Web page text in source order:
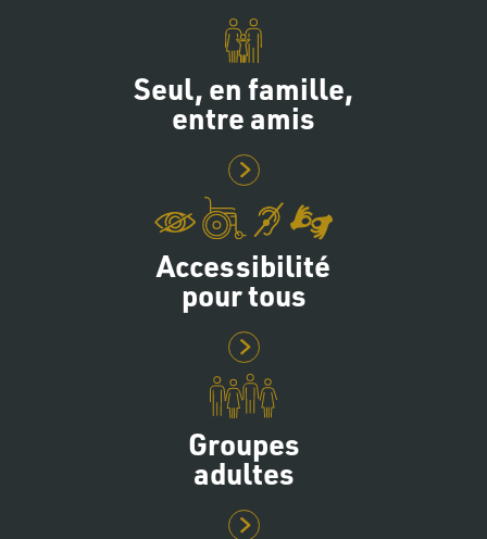
Seul, en famille,
entre amis
Accessibilité
pour tous
Groupes
adultes